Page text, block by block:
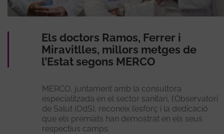
Els doctors Ramos, Ferrer i
Miravitlles, millors metges de
l’Estat segons MERCO
MERCO, juntament amb la consultora
especialitzada en el sector sanitari, l’Observatori
de Salut (OdS), reconeix l’esforç i la dedicació
que els premiats han demostrat en els seus
respectius camps.